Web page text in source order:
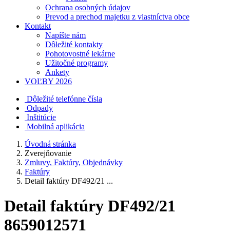
Ochrana osobných údajov
Prevod a prechod majetku z vlastníctva obce
Kontakt
Napíšte nám
Dôležité kontakty
Pohotovostné lekárne
Užitočné programy
Ankety
VOĽBY 2026
Dôležité telefónne čísla
Odpady
Inštitúcie
Mobilná aplikácia
Úvodná stránka
Zverejňovanie
Zmluvy, Faktúry, Objednávky
Faktúry
Detail faktúry DF492/21 ...
Detail faktúry DF492/21
8659012571